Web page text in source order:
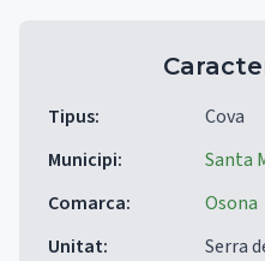
Tipus:
Cova
Municipi:
Santa
Comarca:
Osona
Unitat:
Serra